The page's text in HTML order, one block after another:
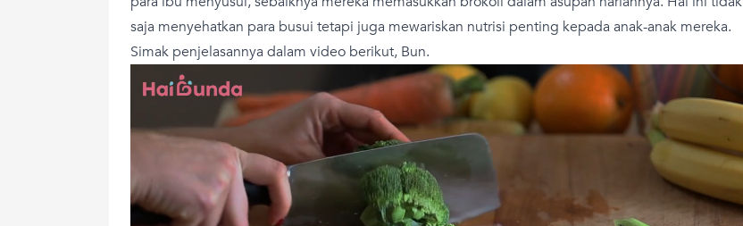
saja menyehatkan para busui tetapi juga mewariskan nutrisi penting kepada anak-anak mereka.
Simak penjelasannya dalam video berikut, Bun.